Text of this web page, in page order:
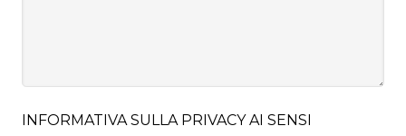
INFORMATIVA SULLA PRIVACY AI SENSI